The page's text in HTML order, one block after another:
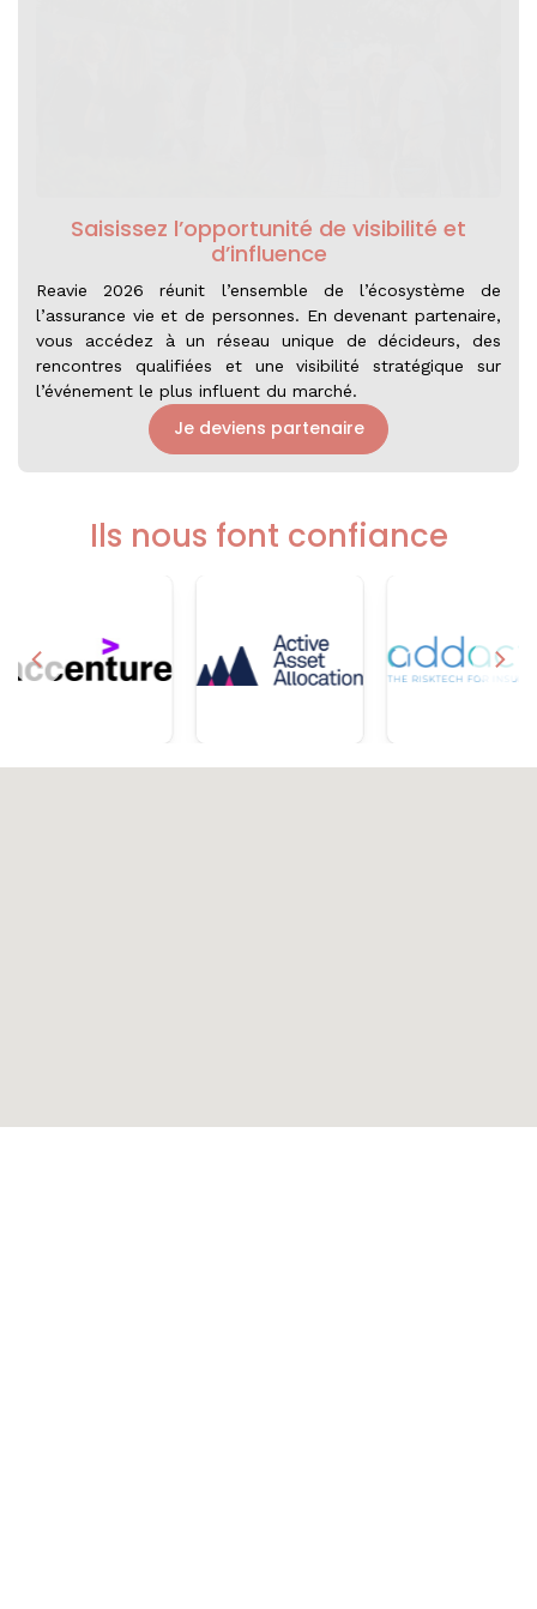
Saisissez l’opportunité de visibilité et
d’influence
Reavie 2026 réunit l’ensemble de l’écosystème de
l’assurance vie et de personnes. En devenant partenaire,
vous accédez à un réseau unique de décideurs, des
rencontres qualifiées et une visibilité stratégique sur
l’événement le plus influent du marché.
Je deviens partenaire
Ils nous font confiance